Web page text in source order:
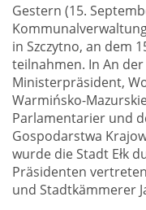
Gestern (15.
in Szczytno, an dem
teilnahmen. In An
Ministerpräsident,
Warmińsko-
Parlamentarier und
Gospodarstwa
wurde die Stadt Ełk
Präsidenten vertreten
und Stadtkämmerer